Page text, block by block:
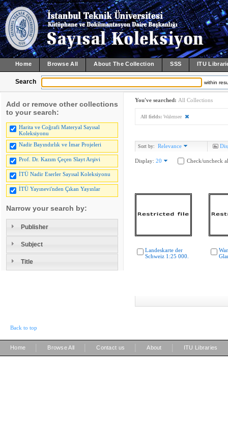
Home Browse All About The Collection SSS ITU
Search within
Add or remove other collections
to your search:
Harita ve Coğrafi Materyal Sayısal
Koleksiyonu
Nadir Bayındırlık ve İmar Projeleri
Prof. Dr. Kazım Çeçen Slayt Arşivi
İTÜ Nadir Eserler Sayısal Koleksiyonu
İTÜ Yayınevi'nden Çıkan Yayınlar
Narrow your search by:
Publisher
Subject
Title
You've searched: All Collections
All fields: Walensee
Sort by: Relevance
Display: 20 Check/uncheck
Landeskarte der
Schweiz 1:25 000.
Back to top
Home Browse All Contact us About ITU Libraries